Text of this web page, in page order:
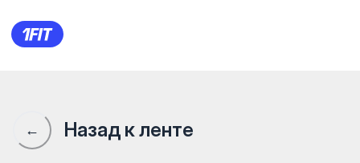
Miramar Hotel & Spa —
← Назад к ленте